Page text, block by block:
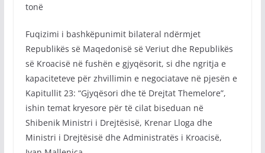
tonë
Fuqizimi i bashkëpunimit bilateral ndërmjet
Republikës së Maqedonisë së Veriut dhe Republikës
së Kroacisë në fushën e gjyqësorit, si dhe ngritja e
kapaciteteve për zhvillimin e negociatave në pjesën e
Kapitullit 23: “Gjyqësori dhe të Drejtat Themelore”,
ishin temat kryesore për të cilat biseduan në
Shibenik Ministri i Drejtësisë, Krenar Lloga dhe
Ministri i Drejtësisë dhe Administratës i Kroacisë,